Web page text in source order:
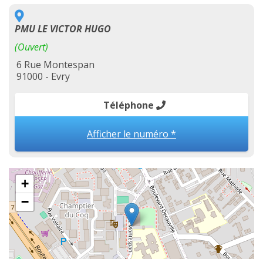
PMU LE VICTOR HUGO
(Ouvert)
6 Rue Montespan
91000 - Evry
Téléphone
Afficher le numéro *
+
−